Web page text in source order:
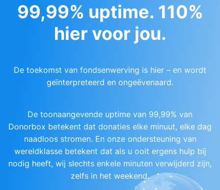
99,99% uptime. 110%
hier voor jou.
De toekomst van fondsenwerving is hier – en wordt
geïnterpreteerd en ongeëvenaard.
De toonaangevende uptime van 99,99% van
Donorbox betekent dat donaties elke minuut, elke dag
naadloos stromen. En onze ondersteuning van
wereldklasse betekent dat als u ooit ergens hulp bij
nodig heeft, wij slechts enkele minuten verwijderd zijn,
zelfs in het weekend.